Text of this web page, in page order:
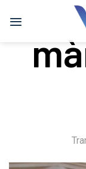
qua